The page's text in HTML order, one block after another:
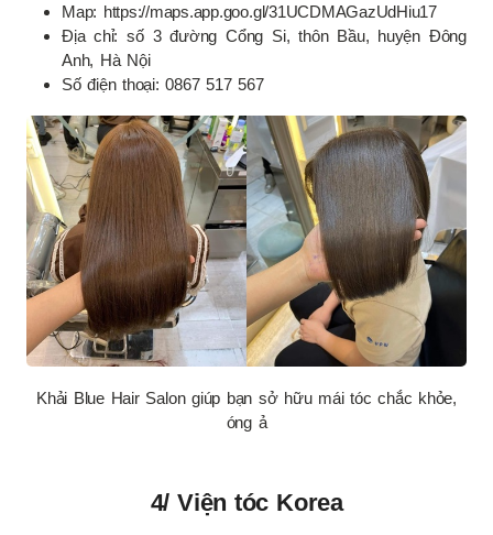
Map: https://maps.app.goo.gl/31UCDMAGazUdHiu17
Địa chỉ: số 3 đường Cổng Si, thôn Bầu, huyện Đông
Anh, Hà Nội
Số điện thoại: 0867 517 567
Khải Blue Hair Salon giúp bạn sở hữu mái tóc chắc khỏe,
óng ả
4/ Viện tóc Korea